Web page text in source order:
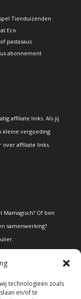
technologieën zoals
en/of te
Tienduizenden
Eco
pastasaus
abonnement
affiliate links. Als jij
kleine vergoeding
over affiliate links.
Of ben
samenwerking?
.